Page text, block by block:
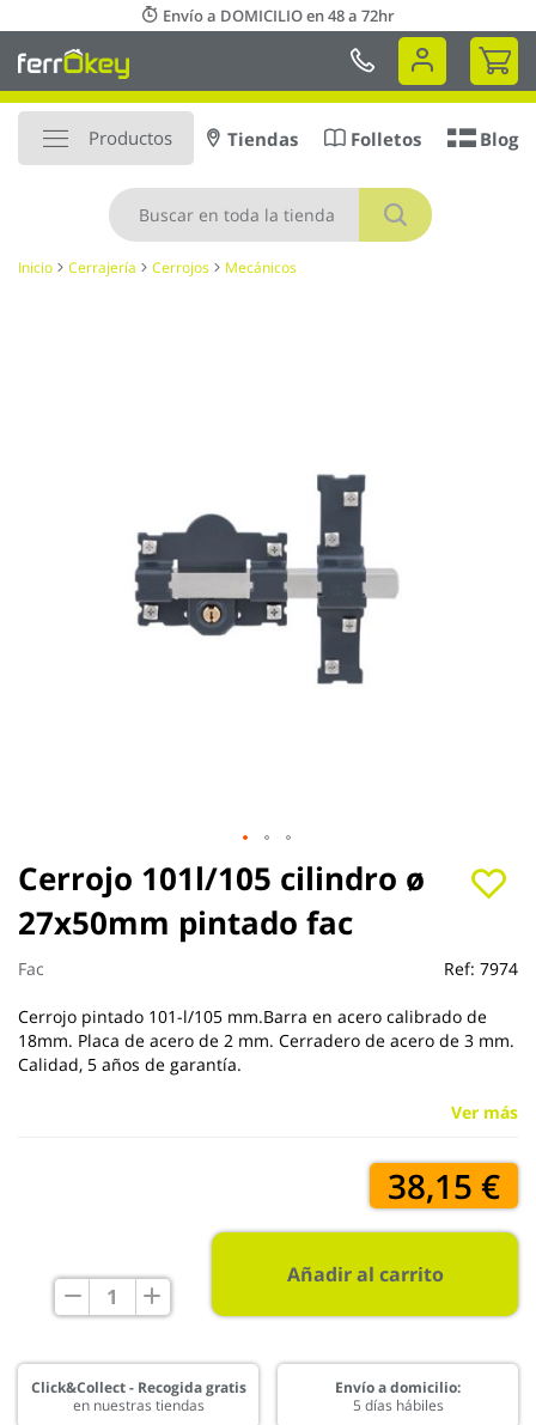
al
contenido
Envío a DOMICILIO en 48 a 72hr
Mi
Productos
Buscar
Tiendas Folletos Blog
Inicio Cerrajería Cerrojos Mecánicos
Cerrojo 101l/105 cilindro ø
27x50mm pintado fac
Fac Ref: 7974
Cerrojo pintado 101-l/105 mm.Barra en acero calibrado de
18mm. Placa de acero de 2 mm. Cerradero de acero de 3 mm.
Calidad, 5 años de garantía.
Ver más
38,15 €
Añadir al carrito
Click&Collect - Recogida gratis
en nuestras tiendas
Envío a domicilio:
5 días hábiles
Saltar
al
comienzo
de
la
de
imágenes